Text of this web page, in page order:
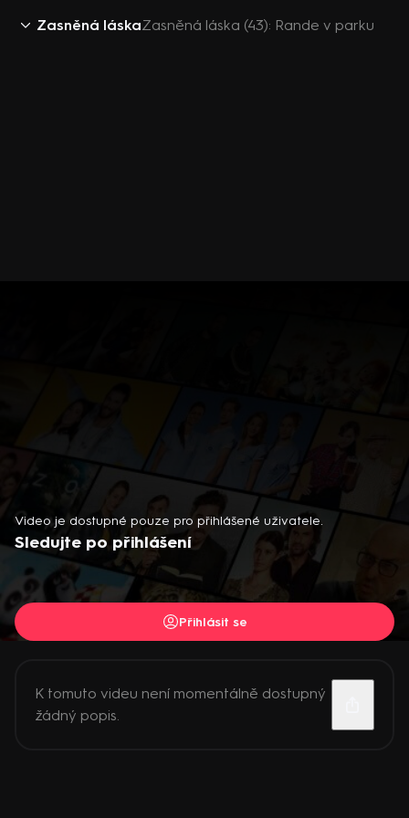
Zasněná láskaZasněná láska (43): Rande v parku
Video je dostupné pouze pro přihlášené uživatele.
Sledujte po přihlášení
Přihlásit se
K tomuto videu není momentálně dostupný
žádný popis.